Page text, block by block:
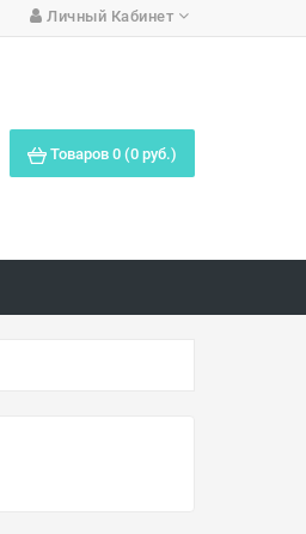
Личный Кабинет
Товаров 0 (0 руб.)